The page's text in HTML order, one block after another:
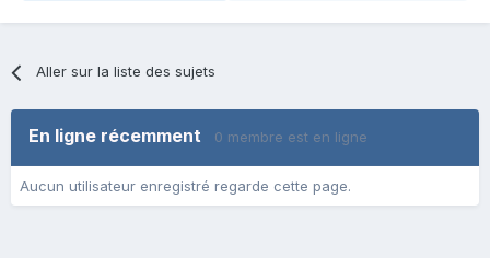
Aller sur la liste des sujets
En ligne récemment 0 membre est en ligne
Aucun utilisateur enregistré regarde cette page.